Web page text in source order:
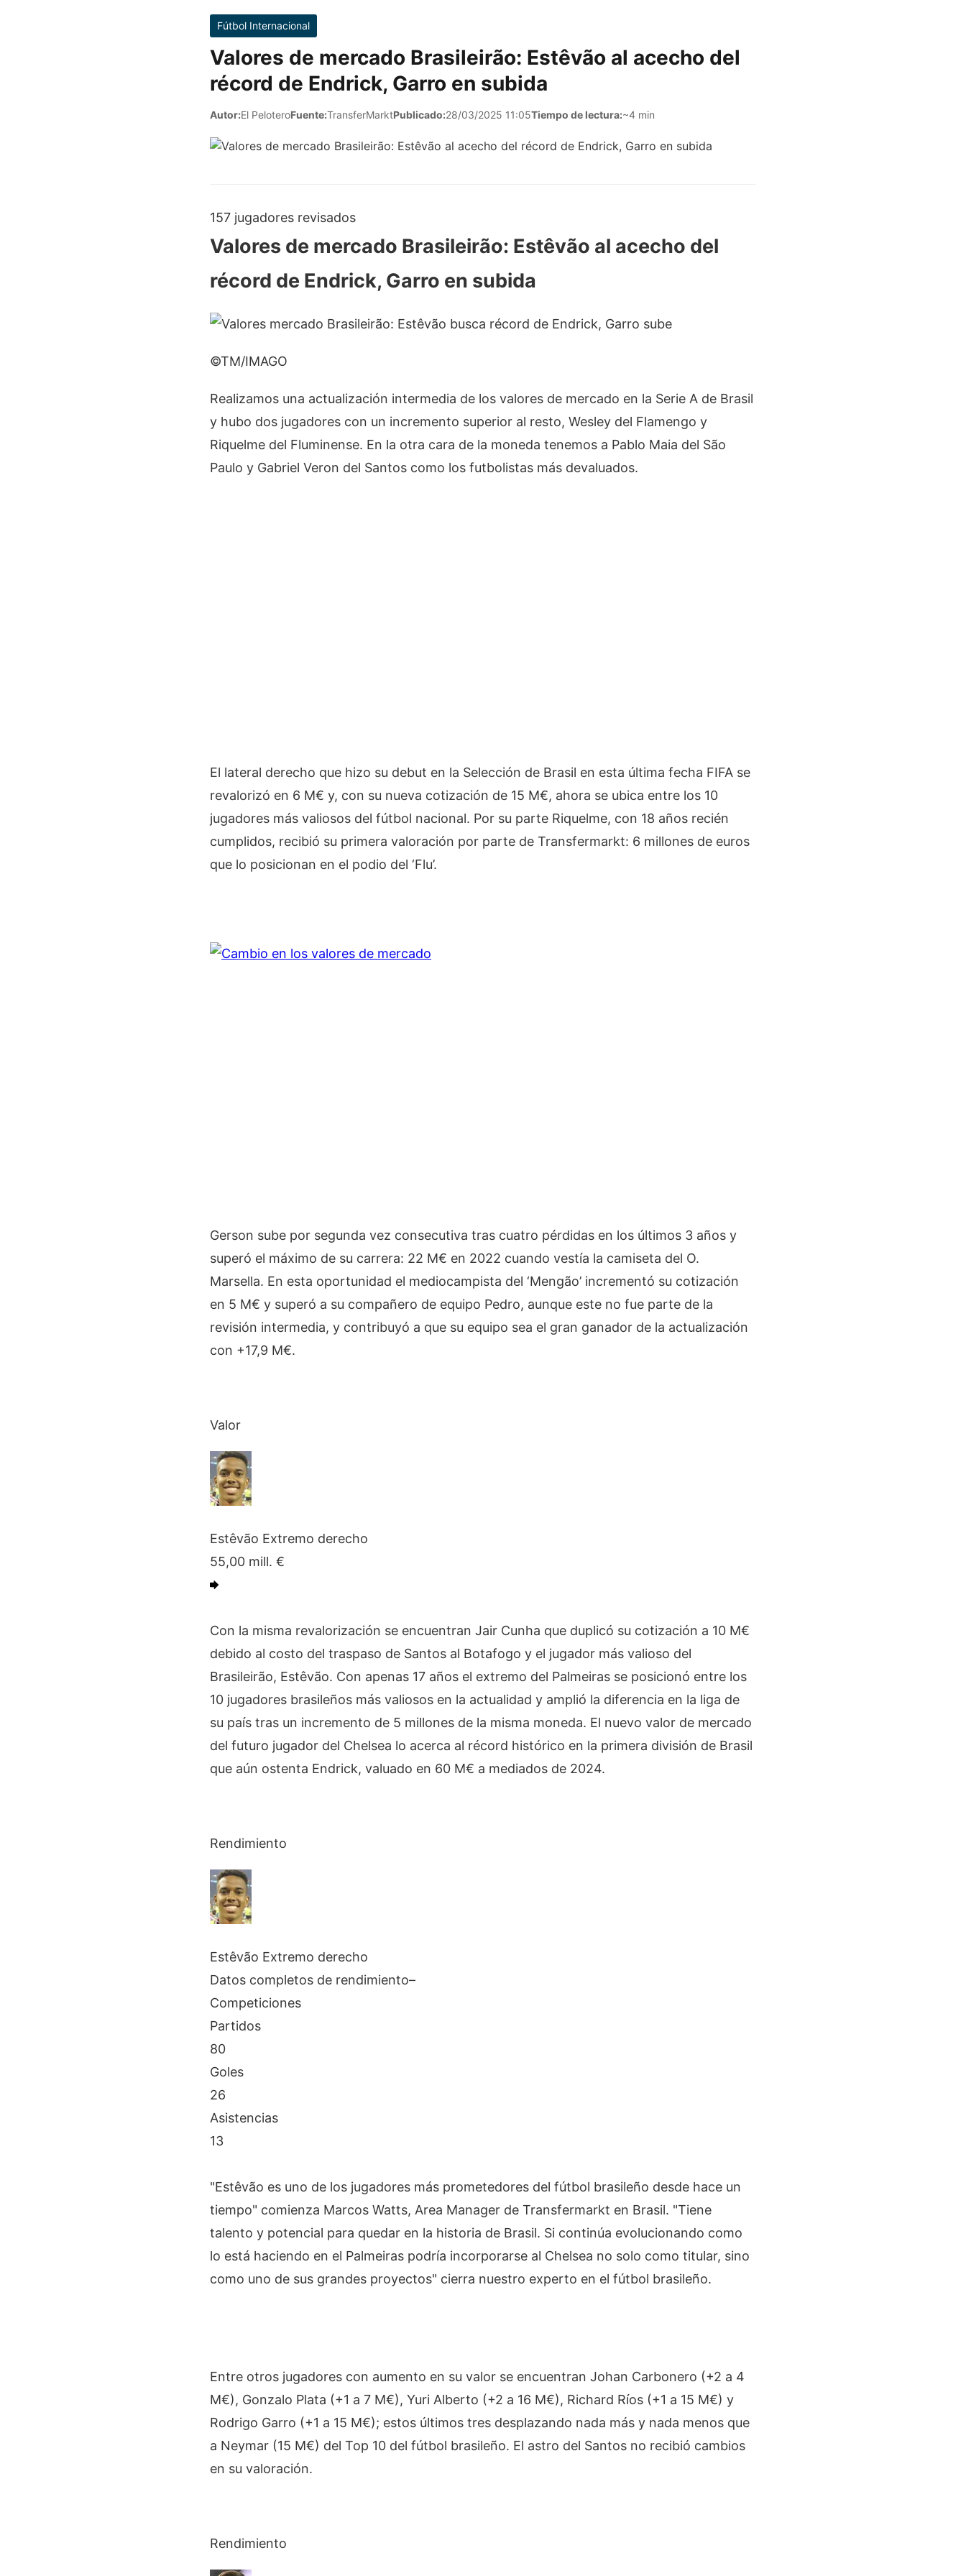
Fútbol Internacional
Valores de mercado Brasileirão: Estêvão al acecho del
récord de Endrick, Garro en subida
Autor:El PeloteroFuente:TransferMarktPublicado:28/03/2025 11:05Tiempo de lectura:~4 min
157 jugadores revisados
Valores de mercado Brasileirão: Estêvão al acecho del
récord de Endrick, Garro en subida
©TM/IMAGO
Realizamos una actualización intermedia de los valores de mercado en la Serie A de Brasil
y hubo dos jugadores con un incremento superior al resto, Wesley del Flamengo y
Riquelme del Fluminense. En la otra cara de la moneda tenemos a Pablo Maia del São
Paulo y Gabriel Veron del Santos como los futbolistas más devaluados.
El lateral derecho que hizo su debut en la Selección de Brasil en esta última fecha FIFA se
revalorizó en 6 M€ y, con su nueva cotización de 15 M€, ahora se ubica entre los 10
jugadores más valiosos del fútbol nacional. Por su parte Riquelme, con 18 años recién
cumplidos, recibió su primera valoración por parte de Transfermarkt: 6 millones de euros
que lo posicionan en el podio del ‘Flu’.
Gerson sube por segunda vez consecutiva tras cuatro pérdidas en los últimos 3 años y
superó el máximo de su carrera: 22 M€ en 2022 cuando vestía la camiseta del O.
Marsella. En esta oportunidad el mediocampista del ‘Mengão’ incrementó su cotización
en 5 M€ y superó a su compañero de equipo Pedro, aunque este no fue parte de la
revisión intermedia, y contribuyó a que su equipo sea el gran ganador de la actualización
con +17,9 M€.
Valor
Estêvão Extremo derecho
55,00 mill. €
Con la misma revalorización se encuentran Jair Cunha que duplicó su cotización a 10 M€
debido al costo del traspaso de Santos al Botafogo y el jugador más valioso del
Brasileirão, Estêvão. Con apenas 17 años el extremo del Palmeiras se posicionó entre los
10 jugadores brasileños más valiosos en la actualidad y amplió la diferencia en la liga de
su país tras un incremento de 5 millones de la misma moneda. El nuevo valor de mercado
del futuro jugador del Chelsea lo acerca al récord histórico en la primera división de Brasil
que aún ostenta Endrick, valuado en 60 M€ a mediados de 2024.
Rendimiento
Estêvão Extremo derecho
Datos completos de rendimiento–
Competiciones
Partidos
80
Goles
26
Asistencias
13
"Estêvão es uno de los jugadores más prometedores del fútbol brasileño desde hace un
tiempo" comienza Marcos Watts, Area Manager de Transfermarkt en Brasil. "Tiene
talento y potencial para quedar en la historia de Brasil. Si continúa evolucionando como
lo está haciendo en el Palmeiras podría incorporarse al Chelsea no solo como titular, sino
como uno de sus grandes proyectos" cierra nuestro experto en el fútbol brasileño.
Entre otros jugadores con aumento en su valor se encuentran Johan Carbonero (+2 a 4
M€), Gonzalo Plata (+1 a 7 M€), Yuri Alberto (+2 a 16 M€), Richard Ríos (+1 a 15 M€) y
Rodrigo Garro (+1 a 15 M€); estos últimos tres desplazando nada más y nada menos que
a Neymar (15 M€) del Top 10 del fútbol brasileño. El astro del Santos no recibió cambios
en su valoración.
Rendimiento